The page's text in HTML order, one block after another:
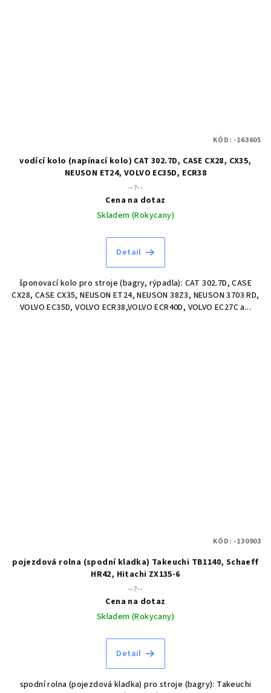
vodící kolo (napínací kolo) CAT 302.7D, CASE CX28, CX35,
NEUSON ET24, VOLVO EC35D, ECR38
--?--
Cena na dotaz
Skladem (Rokycany)
Detail
šponovací kolo pro stroje (bagry, rýpadla): CAT 302.7D, CASE
CX28, CASE CX35, NEUSON ET24, NEUSON 38Z3, NEUSON 3703 RD,
VOLVO EC35D, VOLVO ECR38,VOLVO ECR40D, VOLVO EC27C a...
KÓD: -163605
pojezdová rolna (spodní kladka) Takeuchi TB1140, Schaeff
HR42, Hitachi ZX135-6
--?--
Cena na dotaz
Skladem (Rokycany)
Detail
spodní rolna (pojezdová kladka) pro stroje (bagry): Takeuchi
KÓD: -130903